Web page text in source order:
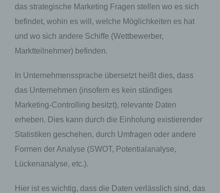
das strategische Marketing Fragen stellen wo es sich
befindet, wohin es will, welche Möglichkeiten es hat
und wo sich andere Schiffe (Wettbewerber,
Marktteilnehmer) befinden.
In Unternehmenssprache übersetzt heißt dies, dass
das Unternehmen (insofern es kein ständiges
Marketing-Controlling besitzt), relevante Daten
erheben. Dies kann durch die Einholung existierender
Statistiken geschehen, durch Umfragen oder andere
Formen der Analyse (SWOT, Potentialanalyse,
Lückenanalyse, etc.).
Hier ist es wichtig, dass die Daten verlässlich sind, das